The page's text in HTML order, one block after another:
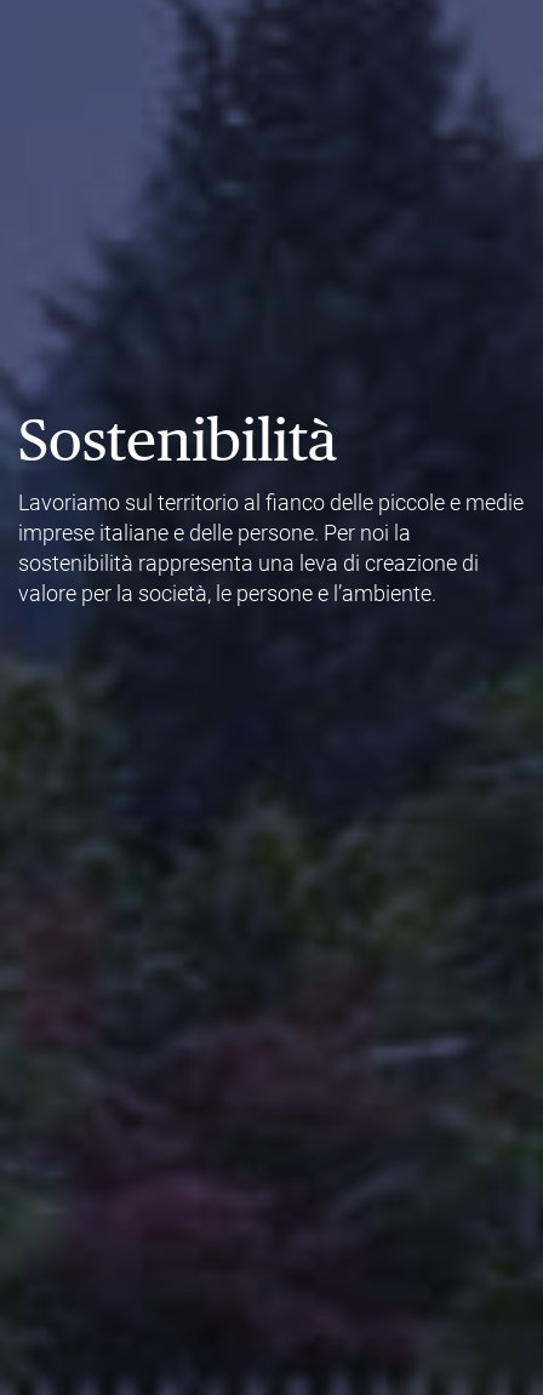
Sostenibilità
Lavoriamo sul territorio al fianco delle piccole e medie
imprese italiane e delle persone. Per noi la
sostenibilità rappresenta una leva di creazione di
valore per la società, le persone e l’ambiente.